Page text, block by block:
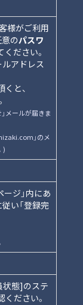
様がご利用
のパスワ
ださい。
アドレス
と、
メールが届きま
」のメ
)
ージ」内にあ
い「登録完
状態]のステ
ださい。